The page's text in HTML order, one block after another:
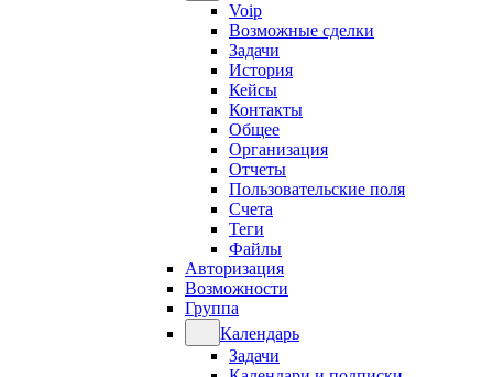
Voip
Возможные сделки
Задачи
История
Кейсы
Контакты
Общее
Организация
Отчеты
Пользовательские поля
Счета
Теги
Файлы
Авторизация
Возможности
Группа
Календарь
Задачи